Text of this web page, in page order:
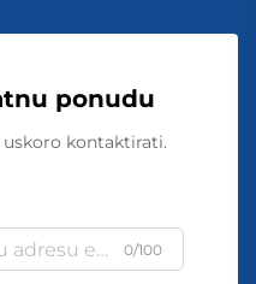
ponudu
uskoro kontaktirati.
0/100